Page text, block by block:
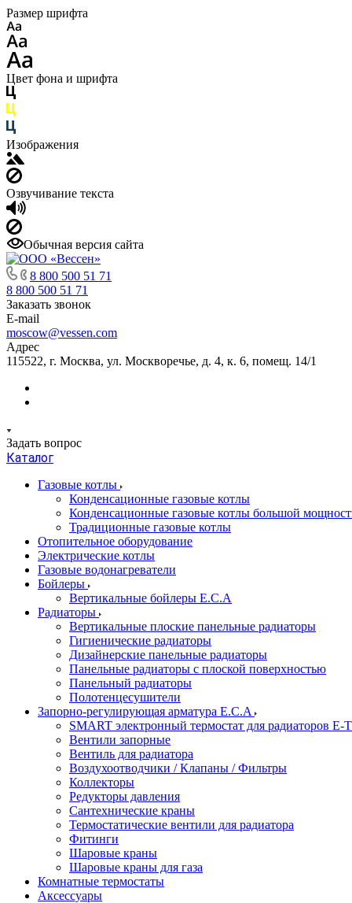
Размер шрифта
Цвет фона и шрифта
Изображения
Озвучивание текста
Обычная версия сайта
8 800 500 51 71
8 800 500 51 71
Заказать звонок
E-mail
moscow@vessen.com
Адрес
115522, г. Москва, ул. Москворечье, д. 4, к. 6, помещ. 14/1
Задать вопрос
Каталог
Газовые котлы
Конденсационные газовые котлы
Конденсационные газовые котлы большой
Традиционные газовые котлы
Отопительное оборудование
Электрические котлы
Газовые водонагреватели
Бойлеры
Вертикальные бойлеры E.C.A
Радиаторы
Вертикальные плоские панельные радиаторы
Гигиенические радиаторы
Дизайнерские панельные радиаторы
Панельные радиаторы с плоской поверхностью
Панельный радиаторы
Полотенцесушители
Запорно-регулирующая арматура E.C.A
SMART электронный термостат для радиаторов E-
Вентили запорные
Вентиль для радиатора
Воздухоотводчики / Клапаны / Фильтры
Коллекторы
Редукторы давления
Сантехнические краны
Термостатические вентили для радиатора
Фитинги
Шаровые краны
Шаровые краны для газа
Комнатные термостаты
Аксессуары